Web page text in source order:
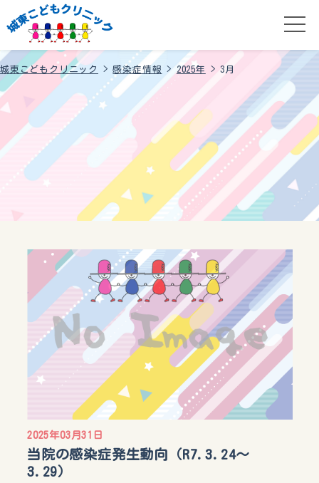
城東こどもクリニック >感染症情報 > 2025年 >3月
2025年03月31日
当院の感染症発生動向（R7.3.24〜
3.29）